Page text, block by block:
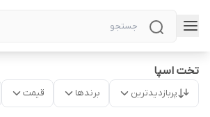
تخت اسپا
پربازدیدترین برندها قیمت